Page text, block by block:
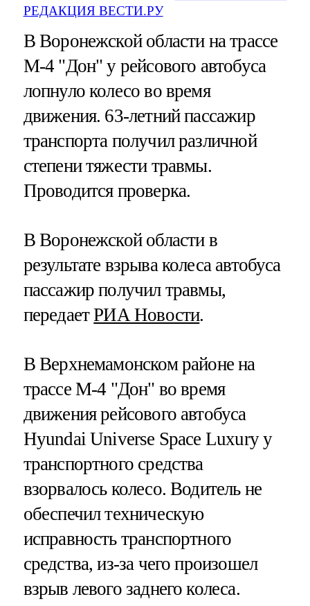
РЕДАКЦИЯ ВЕСТИ.РУ
В Воронежской области на трассе
М-4 "Дон" у рейсового автобуса
лопнуло колесо во время
движения. 63-летний пассажир
транспорта получил различной
степени тяжести травмы.
Проводится проверка.
В Воронежской области в
результате взрыва колеса автобуса
пассажир получил травмы,
передаетРИА Новости.
В Верхнемамонском районе​​​ на
трассе М-4 "Дон" во время
движения рейсового автобуса
Hyundai Universe Space Luxury у
транспортного средства
взорвалось колесо. Водитель не
обеспечил техническую
исправность транспортного
средства, из-за чего произошел
взрыв левого заднего колеса.